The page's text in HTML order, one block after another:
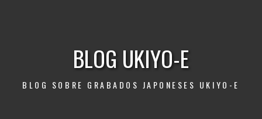
BLOG UKIYO-E
BLOG SOBRE GRABADOS JAPONESES UKIYO-E